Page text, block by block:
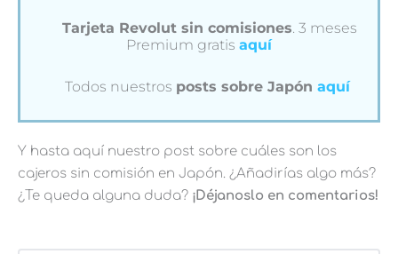
Tarjeta Revolut sin comisiones. 3 meses
Premium gratis aquí
Todos nuestros posts sobre Japón aquí
Y hasta aquí nuestro post sobre cuáles son los
cajeros sin comisión en Japón. ¿Añadirías algo más?
¿Te queda alguna duda? ¡Déjanoslo en comentarios!